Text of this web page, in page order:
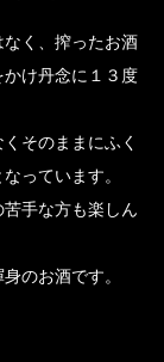
く、搾ったお酒
け丹念に１３度
そのままにふく
っています。
手な方も楽しん
のお酒です。